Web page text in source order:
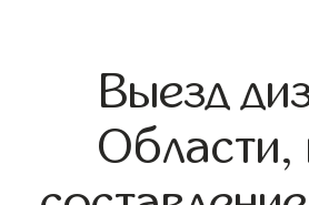
Выезд
Области,